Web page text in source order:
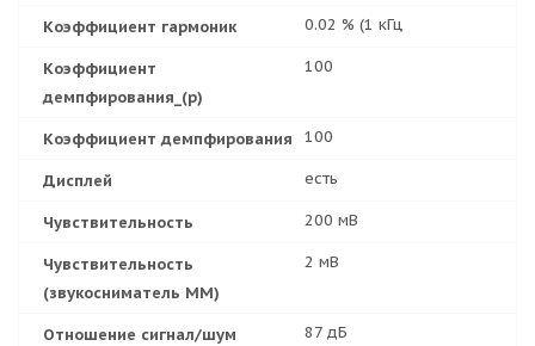
Коэффициент гармоник 0.02 % (1 кГц
Коэффициент
демпфирования_(р)
100
Коэффициент демпфирования 100
Дисплей есть
Чувствительность 200 мВ
Чувствительность
(звукосниматель MM)
2 мВ
Отношение сигнал/шум
87 дБ